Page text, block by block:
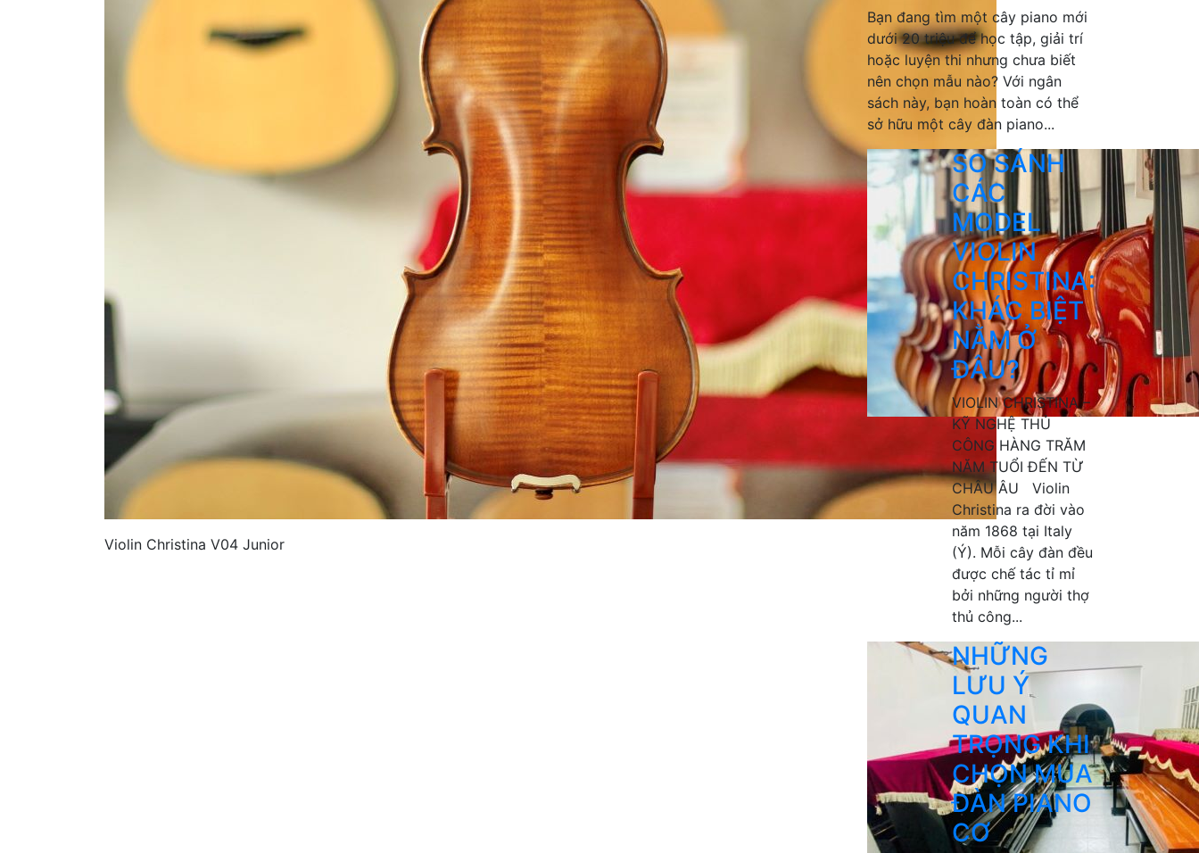
Violin Christina V04 Junior
Bạn đang tìm một cây piano mới
dưới 20 triệu để học tập, giải trí
hoặc luyện thi nhưng chưa biết
nên chọn mẫu nào? Với ngân
sách này, bạn hoàn toàn có thể
sở hữu một cây đàn piano...
SO SÁNH
CÁC
MODEL
VIOLIN
CHRISTINA:
KHÁC BIỆT
NẰM Ở
ĐÂU?
VIOLIN CHRISTINA –
KỸ NGHỆ THỦ
CÔNG HÀNG TRĂM
NĂM TUỔI ĐẾN TỪ
CHÂU ÂU Violin
Christina ra đời vào
năm 1868 tại Italy
(Ý). Mỗi cây đàn đều
được chế tác tỉ mỉ
bởi những người thợ
thủ công...
NHỮNG
LƯU Ý
QUAN
TRỌNG KHI
CHỌN MUA
ĐÀN PIANO
CƠ